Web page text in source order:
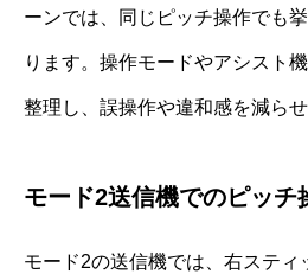
ーンでは、同じピッチ操作でも
ります。操作モードやアシスト
整理し、誤操作や違和感を減ら
モード2送信機でのピッチ
モード2の送信機では、右スティ